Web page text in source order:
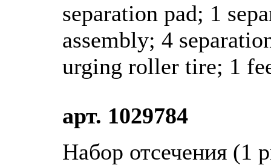
separation pad; 1
assembly; 4
urging roller tire; 1
арт. 1029784
Набор отсечения (1